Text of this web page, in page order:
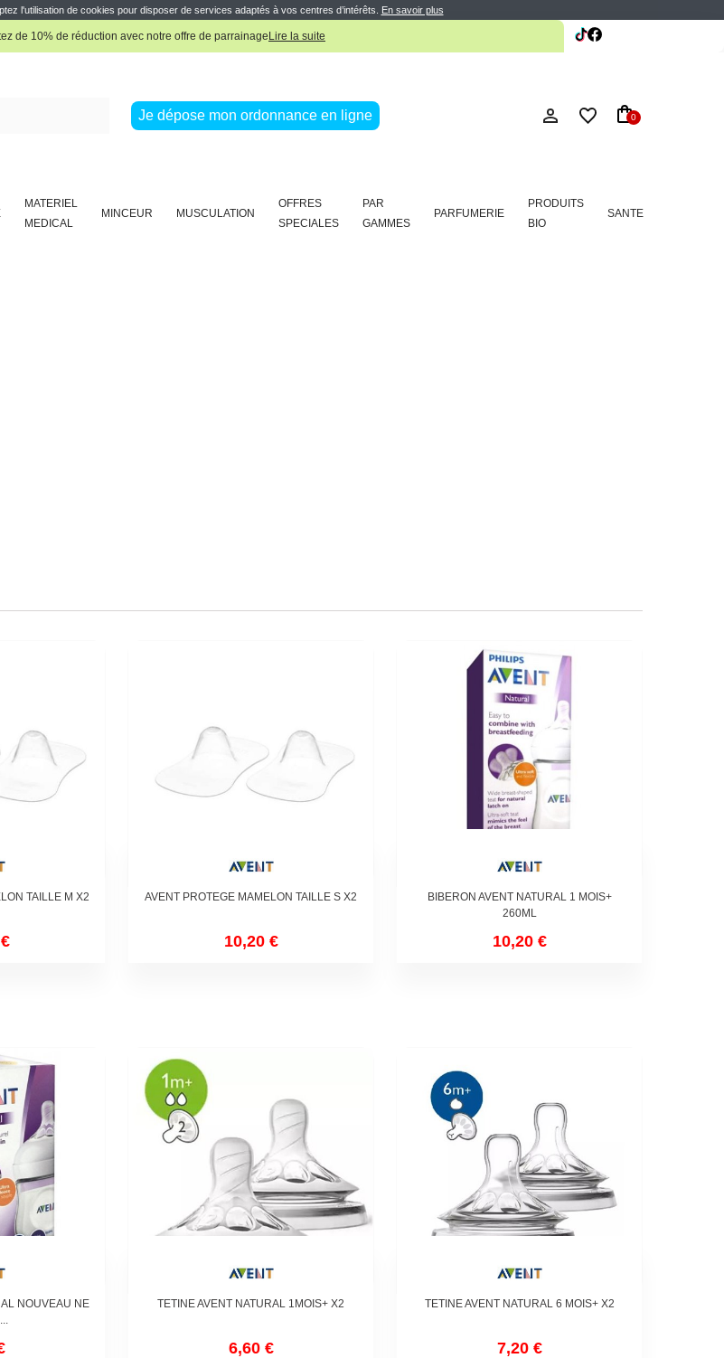
l'utilisation de cookies pour disposer de services adaptés à vos centres d’intérêts. En savoir plus
Pharmacie Boissière Française
de 10% de réduction avec notre offre de parrainage Lire la suite
Je dépose mon ordonnance en ligne 0
MATERIEL
MEDICAL
MINCEUR MUSCULATION
OFFRES
SPECIALES
PAR
GAMMES
PARFUMERIE
PRODUITS
BIO
SANTE
TAILLE M X2 AVENT PROTEGE MAMELON TAILLE S X2
10,20 €
BIBERON AVENT NATURAL 1 MOIS+
260ML
10,20 €
NOUVEAU NE
TETINE AVENT NATURAL 1MOIS+ X2
6,60 €
TETINE AVENT NATURAL 6 MOIS+ X2
7,20 €